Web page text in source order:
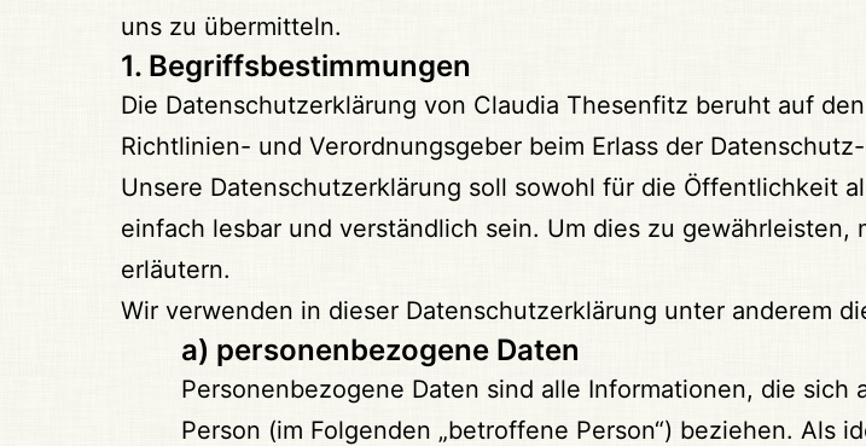
uns zu übermitteln.
1. Begriffsbestimmungen
Die Datenschutzerklärung von Claudia Thesenfitz beruht auf
Richtlinien- und Verordnungsgeber beim Erlass der
Unsere Datenschutzerklärung soll sowohl für die Öffentlichkeit
einfach lesbar und verständlich sein. Um dies zu
erläutern.
Wir verwenden in dieser Datenschutzerklärung unter anderem
a) personenbezogene Daten
Personenbezogene Daten sind alle Informationen, die
Person (im Folgenden „betroffene Person“) beziehen. Als